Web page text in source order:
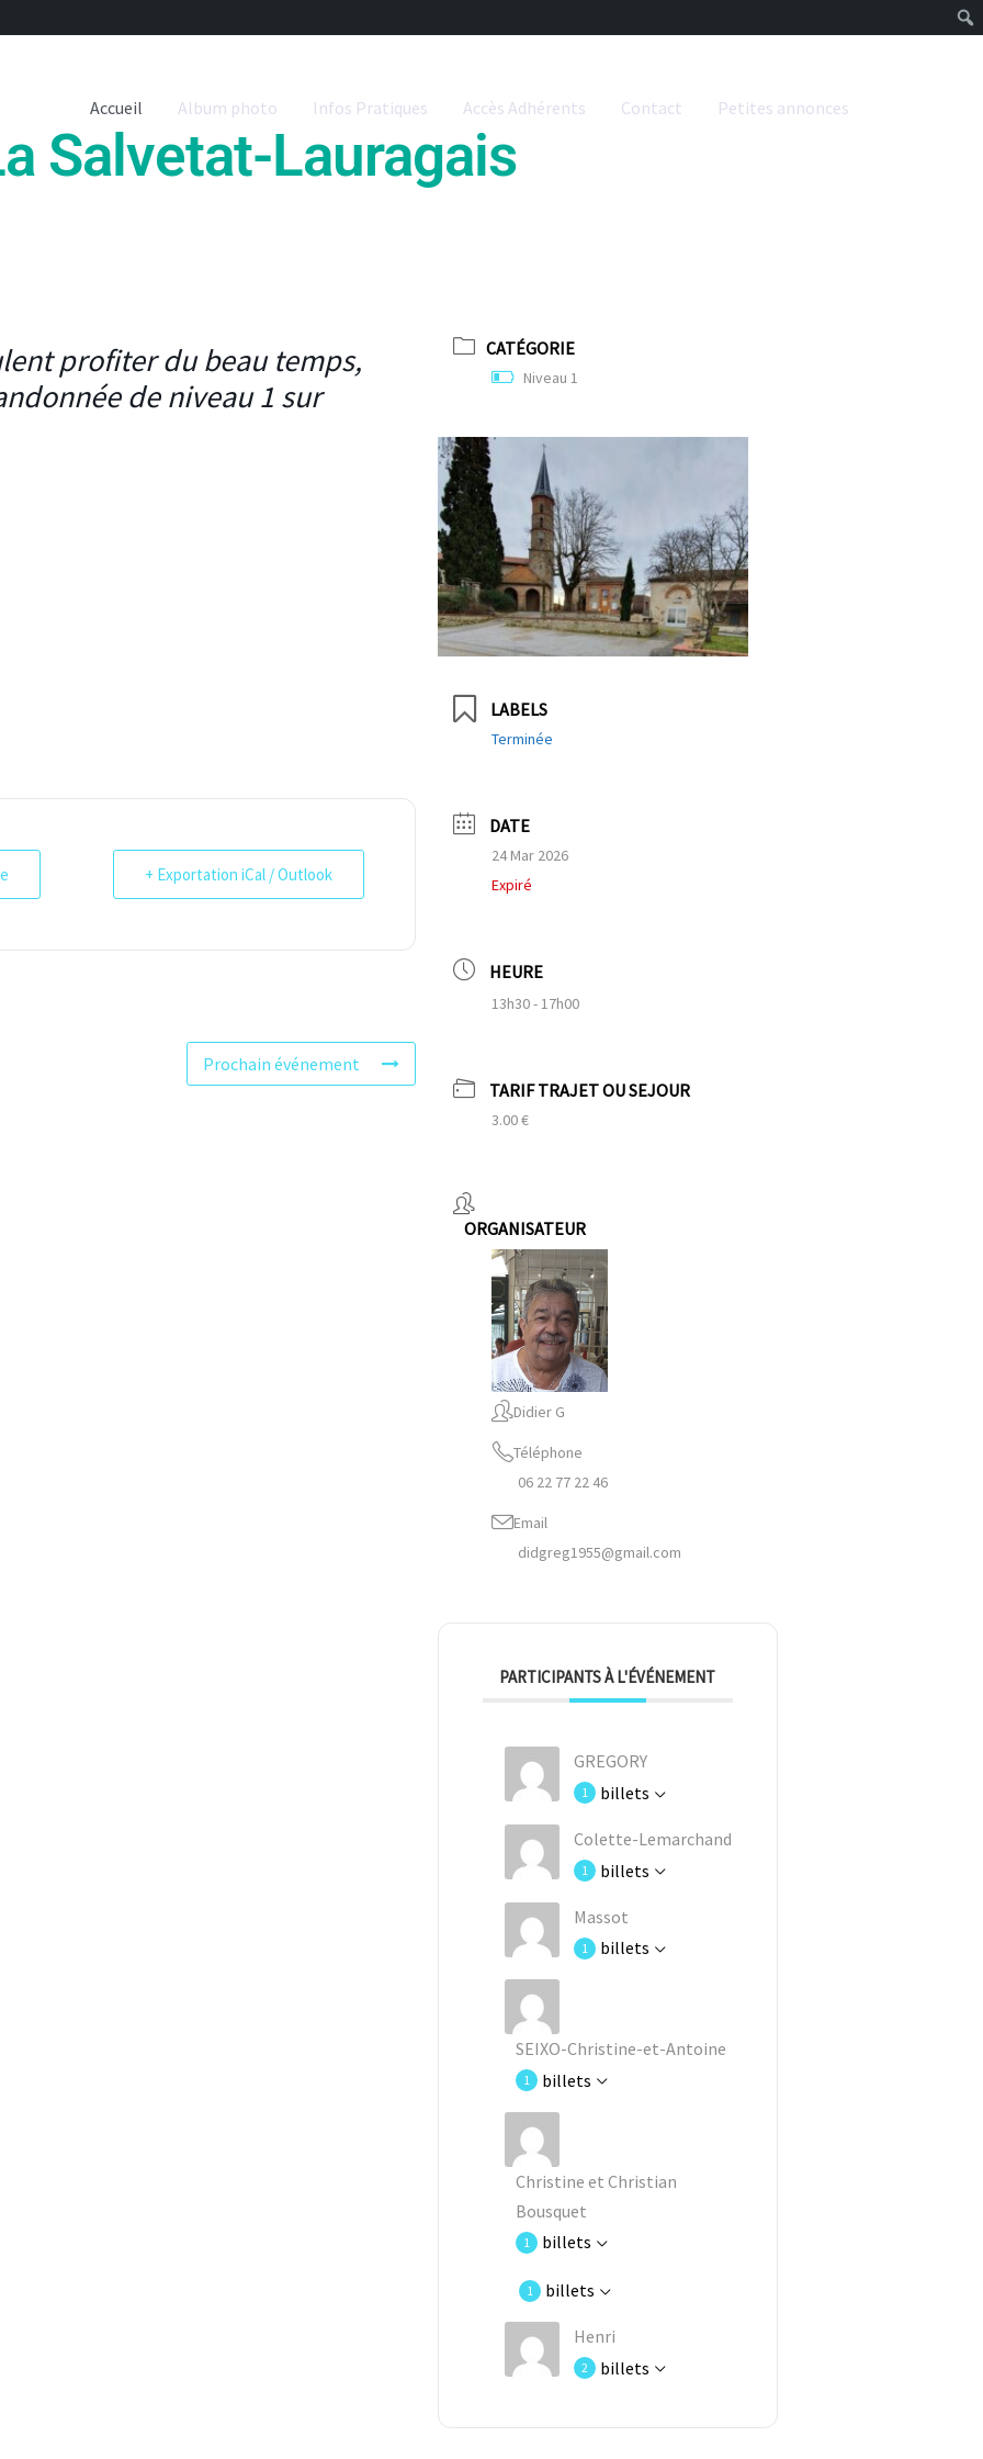
Accueil Album photo Infos Pratiques Accès Adhérents Contact Petites annonces
Salvetat-Lauragais
profiter du beau temps,
de niveau 1 sur
CATÉGORIE
Niveau 1
LABELS
Terminée
+ Exportation iCal / Outlook
Prochain événement
DATE
24 Mar 2026
Expiré
HEURE
13h30 - 17h00
TARIF TRAJET OU SEJOUR
3.00 €
ORGANISATEUR
Didier G
Téléphone
06 22 77 22 46
Email
didgreg1955@gmail.com
PARTICIPANTS À L'ÉVÉNEMENT
GREGORY
1 billets
Colette-Lemarchand
1 billets
Massot
1 billets
SEIXO-Christine-et-Antoine
1 billets
Christine et Christian
Bousquet
1 billets
1 billets
Henri
2 billets